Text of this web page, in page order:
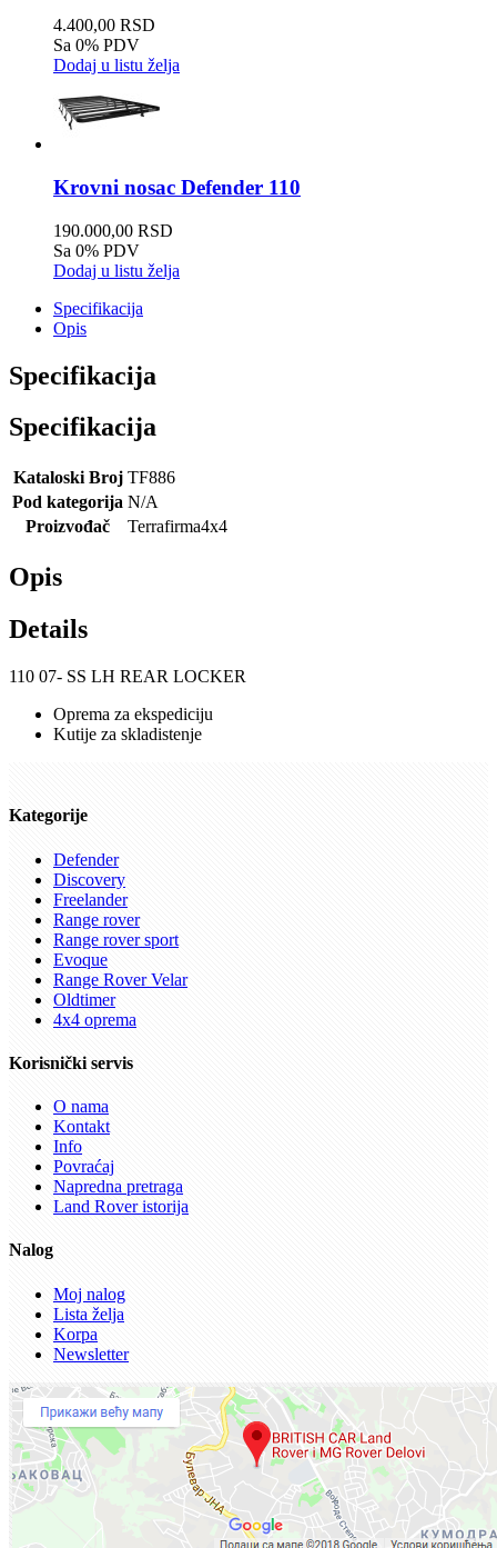
4.400,00 RSD
Sa 0% PDV
Dodaj u listu želja
Krovni nosac Defender 110
190.000,00 RSD
Sa 0% PDV
Dodaj u listu želja
Specifikacija
Opis
Specifikacija
Specifikacija
Kataloski Broj TF886
Pod kategorija N/A
Proizvođač
Terrafirma4x4
Opis
Details
110 07- SS LH REAR LOCKER
Oprema za ekspediciju
Kutije za skladistenje
Kategorije
Defender
Discovery
Freelander
Range rover
Range rover sport
Evoque
Range Rover Velar
Oldtimer
4x4 oprema
Korisnički servis
O nama
Kontakt
Info
Povraćaj
Napredna pretraga
Land Rover istorija
Nalog
Moj nalog
Lista želja
Korpa
Newsletter